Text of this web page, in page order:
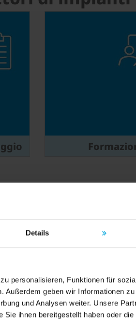
Details
personalisieren, Funktionen für
Außerdem geben wir Informationen
und Analysen weiter. Unsere
ihnen bereitgestellt haben oder